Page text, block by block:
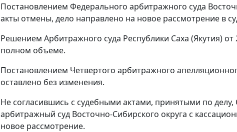
Постановлением Федерального арбитражного суда
акты отмены, дело направлено на новое рассмотрение в
Решением Арбитражного суда Республики Саха (Якутия)
полном объеме.
Постановлением Четвертого арбитражного
оставлено без изменения.
Не согласившись с судебными актами, принятыми по
арбитражный суд Восточно-Сибирского округа с
новое рассмотрение.